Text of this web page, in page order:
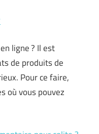
ligne ? Il est
de produits de
Pour ce faire,
où vous pouvez